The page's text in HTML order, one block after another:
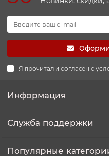
Я прочитал и согласен с
Информация
Служба поддержки
Популярные